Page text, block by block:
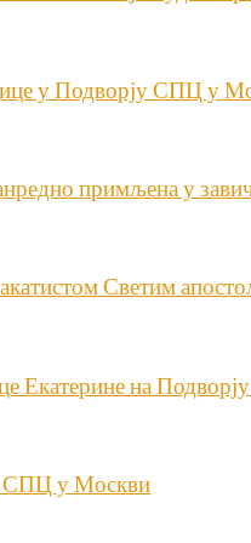
у Подворју СПЦ у
примљена у
Светим
Екатерине на
СПЦ у Москви